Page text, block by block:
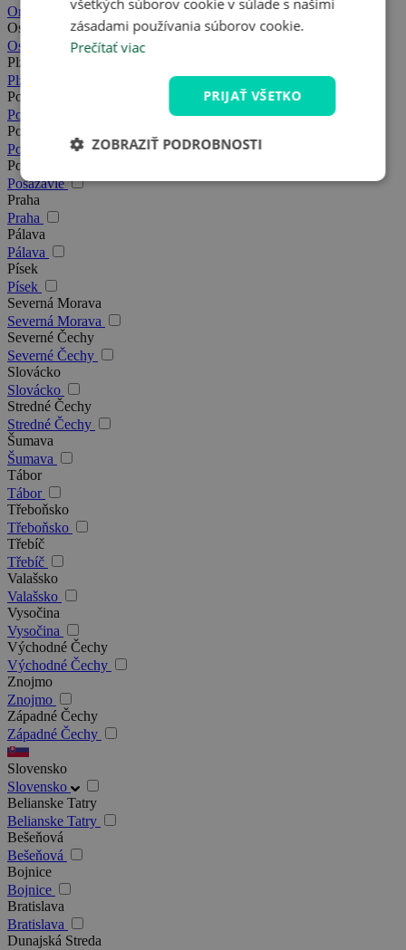
Orlické hory
Ostrava
Ostrava
Plzeň
Plzeň
Podkrkonošie
Podkrkonošie
Poděbrady
Poděbrady
Posázavie
Posázavie
Praha
Praha
Pálava
Pálava
Písek
Písek
Severná Morava
Severná Morava
Severné Čechy
Severné Čechy
Slovácko
Slovácko
Stredné Čechy
Stredné Čechy
Šumava
Šumava
Tábor
Tábor
Třeboňsko
Třeboňsko
Třebíč
Třebíč
Valašsko
Valašsko
Vysočina
Vysočina
Východné Čechy
Východné Čechy
Znojmo
Znojmo
Západné Čechy
Západné Čechy
Slovensko
Slovensko
Belianske Tatry
Belianske Tatry
Bešeňová
Bešeňová
Bojnice
Bojnice
Bratislava
Bratislava
Dunajská Streda
všetkých súborov cookie v súlade s našimi
zásadami používania súborov cookie.
Prečítať viac
PRIJAŤ VŠETKO
ZOBRAZIŤ PODROBNOSTI